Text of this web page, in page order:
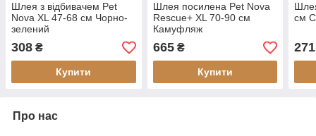
Шлея з відбивачем Pet
Nova XL 47-68 см Чорно-
зелений
308 ₴
Купити
Шлея посилена Pet Nova
Rescue+ XL 70-90 см
Камуфляж
665₴
Купити
см
271
Про нас